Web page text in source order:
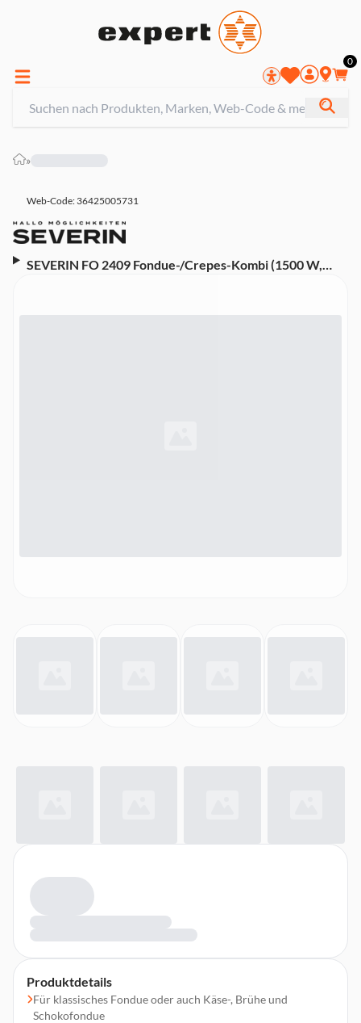
0
»
Web-Code: 36425005731
SEVERIN FO 2409 Fondue-/Crepes-Kombi (1500 W,
Produktdetails
Für klassisches Fondue oder auch Käse-, Brühe und
Schokofondue